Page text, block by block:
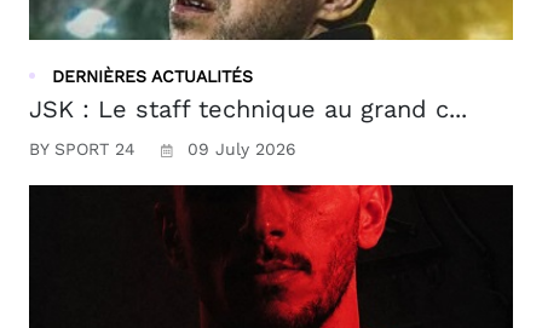
DERNIÈRES ACTUALITÉS
JSK : Le staff technique au grand c...
BY SPORT 24 09 July 2026